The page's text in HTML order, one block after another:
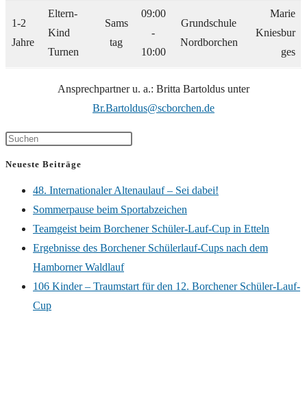
1-2
Jahre
Eltern-
Kind
Turnen
Sams
tag
09:00
-
10:00
Grundschule
Nordborchen
Marie
Kniesbur
ges
Ansprechpartner u. a.: Britta Bartoldus unter
Br.Bartoldus@scborchen.de
Neueste Beiträge
48. Internationaler Altenaulauf – Sei dabei!
Sommerpause beim Sportabzeichen
Teamgeist beim Borchener Schüler-Lauf-Cup in Etteln
Ergebnisse des Borchener Schülerlauf-Cups nach dem
Hamborner Waldlauf
106 Kinder – Traumstart für den 12. Borchener Schüler-Lauf-
Cup